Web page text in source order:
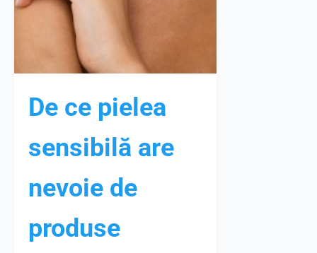
De ce pielea
sensibilă are
nevoie de
produse